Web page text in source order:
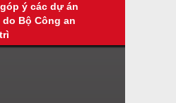
ý các dự án
Bộ Công an